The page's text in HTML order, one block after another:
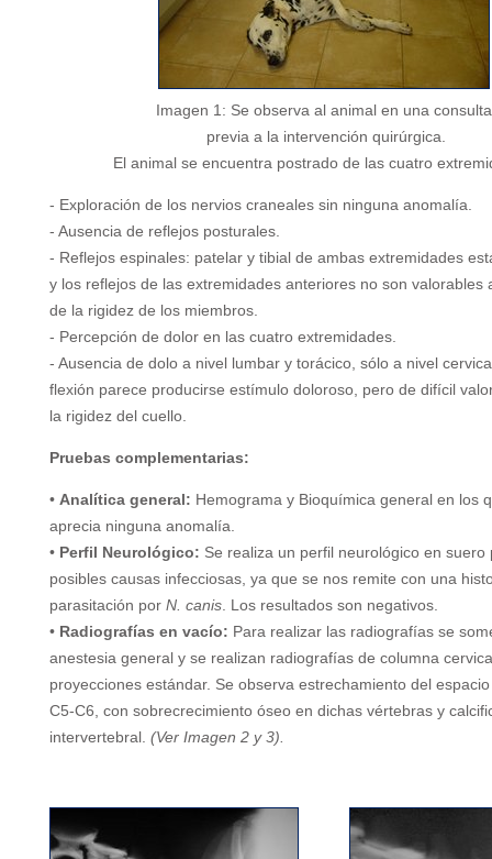
Imagen 1: Se observa al animal en una consulta
previa a la intervención quirúrgica.
El animal se encuentra postrado de las cuatro
- Exploración de los nervios craneales sin ninguna anomalía.
- Ausencia de reflejos posturales.
- Reflejos espinales: patelar y tibial de ambas extremidades
y los reflejos de las extremidades anteriores no son valorables
de la rigidez de los miembros.
- Percepción de dolor en las cuatro extremidades.
- Ausencia de dolo a nivel lumbar y torácico, sólo a nivel
flexión parece producirse estímulo doloroso, pero de difícil
la rigidez del cuello.
Pruebas complementarias:
• Analítica general: Hemograma y Bioquímica general en los
aprecia ninguna anomalía.
• Perfil Neurológico: Se realiza un perfil neurológico en suero
posibles causas infecciosas, ya que se nos remite con una
parasitación por N. canis . Los resultados son negativos.
• Radiografías en vacío: Para realizar las radiografías se
anestesia general y se realizan radiografías de columna
proyecciones estándar. Se observa estrechamiento del
C5-C6, con sobrecrecimiento óseo en dichas vértebras y
intervertebral. (Ver Imagen 2 y 3).